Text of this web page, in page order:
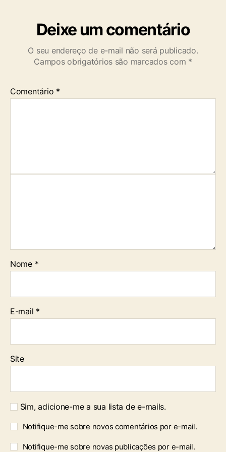
Deixe um comentário
O seu endereço de e-mail não será publicado.
Campos obrigatórios são marcados com *
Comentário *
Nome *
E-mail *
Site
Sim, adicione-me a sua lista de e-mails.
Notifique-me sobre novos comentários por e-mail.
Notifique-me sobre novas publicações por e-mail.